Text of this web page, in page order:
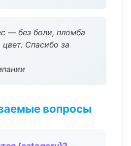
— без боли, пломба
Спасибо за
вопросы